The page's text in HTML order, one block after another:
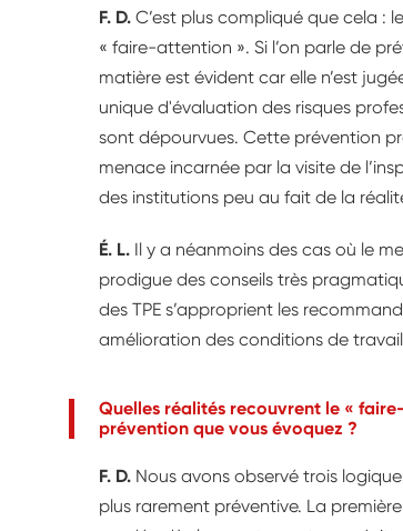
F. D. C’est plus compliqué que cela :
« faire-attention ». Si l’on parle de
matière est évident car elle n’est
unique d'évaluation des risques
sont dépourvues. Cette prévention
menace incarnée par la visite de
des institutions peu au fait de la
É. L. Il y a néanmoins des cas où le
prodigue des conseils très
des TPE s’approprient les
amélioration des conditions de
Quelles réalités recouvrent le «
prévention que vous évoquez ?
F. D. Nous avons observé trois
plus rarement préventive. La